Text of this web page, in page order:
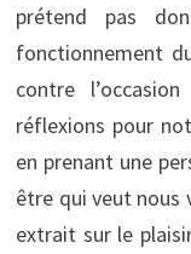
prétend pas
fonctionnement
contre
réflexions pour
en prenant une
être qui veut nous
extrait sur le